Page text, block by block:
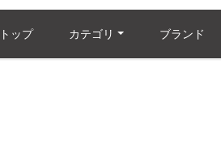
トップ カテゴリ ブランド